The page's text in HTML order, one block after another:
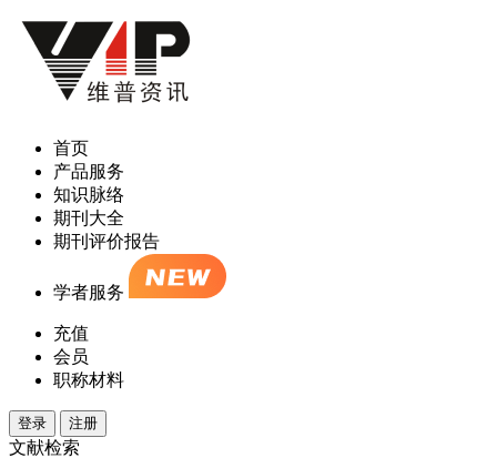
首页
产品服务
知识脉络
期刊大全
期刊评价报告
学者服务
充值
会员
职称材料
登录 注册
文献检索